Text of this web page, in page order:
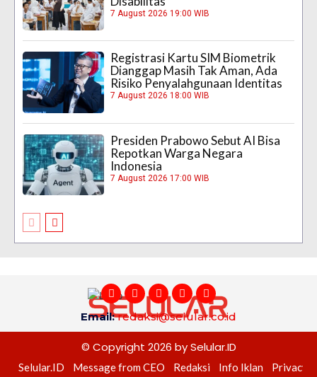
7 August 2026 19:00 WIB
Registrasi Kartu SIM Biometrik
Dianggap Masih Tak Aman, Ada
Risiko Penyalahgunaan Identitas
7 August 2026 18:00 WIB
Presiden Prabowo Sebut AI Bisa
Repotkan Warga Negara
Indonesia
7 August 2026 17:00 WIB
Email:redaksi@selular.co.id
© Copyright 2026 by Selular.ID
Selular.ID Message from CEO Redaksi Info Iklan Privacy